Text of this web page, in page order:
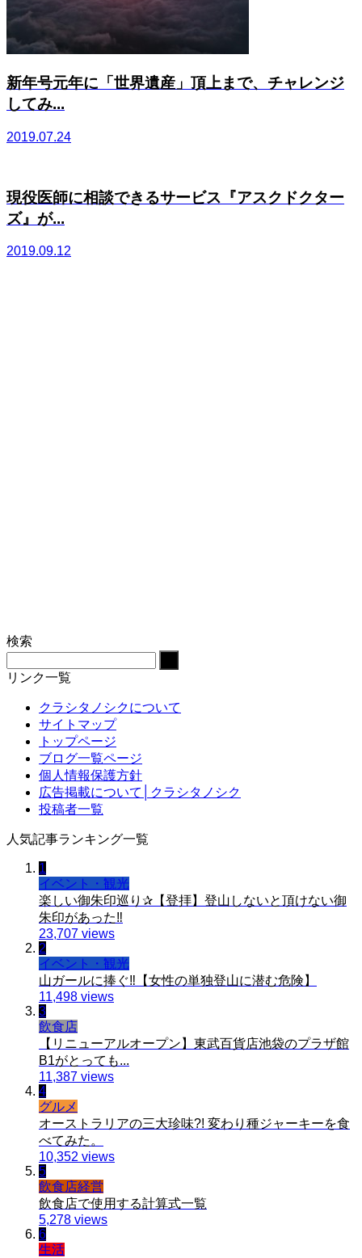
新年号元年に「世界遺産」頂上まで、チャレンジ
してみ...
2019.07.24
現役医師に相談できるサービス『アスクドクター
ズ』が...
2019.09.12
検索
リンク一覧
クラシタノシクについて
サイトマップ
トップページ
ブログ一覧ページ
個人情報保護方針
広告掲載について│クラシタノシク
投稿者一覧
人気記事ランキング一覧
1
イベント・観光
楽しい御朱印巡り✰【登拝】登山しないと頂けない御
朱印があった‼️
23,707 views
2
イベント・観光
山ガールに捧ぐ‼️【女性の単独登山に潜む危険】
11,498 views
3
飲食店
【リニューアルオープン】東武百貨店池袋のプラザ館
B1がとっても...
11,387 views
4
グルメ
オーストラリアの三大珍味?! 変わり種ジャーキーを食
べてみた。
10,352 views
5
飲食店経営
飲食店で使用する計算式一覧
5,278 views
6
生活